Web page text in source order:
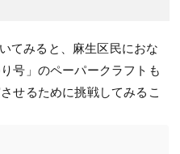
てみると、麻生区民におな
号」のペーパークラフトも
せるために挑戦してみるこ